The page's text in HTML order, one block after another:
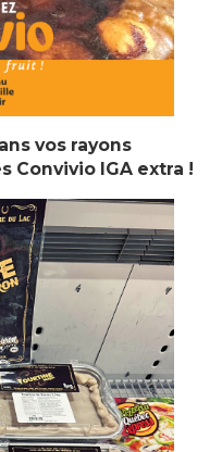
vos rayons
Convivio IGA extra !